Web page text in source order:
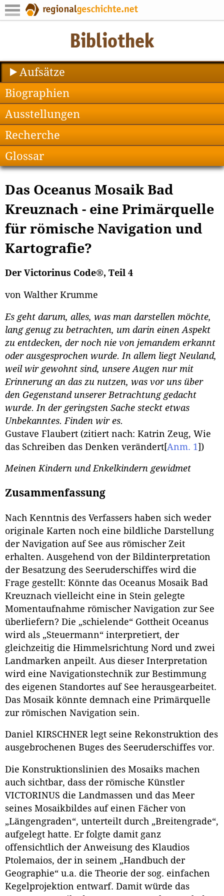
Aufsätze
Biographien
Ausstellungen
Recherche
Glossar
Das Oceanus Mosaik Bad
Kreuznach - eine Primärquelle
für römische Navigation und
Kartografie?
Der Victorinus Code®, Teil 4
von Walther Krumme
Es geht darum, alles, was man darstellen möchte,
lang genug zu betrachten, um darin einen Aspekt
zu entdecken, der noch nie von jemandem erkannt
oder ausgesprochen wurde. In allem liegt Neuland,
weil wir gewohnt sind, unsere Augen nur mit
Erinnerung an das zu nutzen, was vor uns über
den Gegenstand unserer Betrachtung gedacht
wurde. In der geringsten Sache steckt etwas
Unbekanntes. Finden wir es.
Gustave Flaubert (zitiert nach: Katrin Zeug, Wie
das Schreiben das Denken verändert[Anm. 1])
Meinen Kindern und Enkelkindern gewidmet
Zusammenfassung
Nach Kenntnis des Verfassers haben sich weder
originale Karten noch eine bildliche Darstellung
der Navigation auf See aus römischer Zeit
erhalten. Ausgehend von der Bildinterpretation
der Besatzung des Seeruderschiffes wird die
Frage gestellt: Könnte das Oceanus Mosaik Bad
Kreuznach vielleicht eine in Stein gelegte
Momentaufnahme römischer Navigation zur See
überliefern? Die „schielende“ Gottheit Oceanus
wird als „Steuermann“ interpretiert, der
gleichzeitig die Himmelsrichtung Nord und zwei
Landmarken anpeilt. Aus dieser Interpretation
wird eine Navigationstechnik zur Bestimmung
des eigenen Standortes auf See herausgearbeitet.
Das Mosaik könnte demnach eine Primärquelle
zur römischen Navigation sein.
Daniel KIRSCHNER legt seine Rekonstruktion des
ausgebrochenen Buges des Seeruderschiffes vor.
Die Konstruktionslinien des Mosaiks machen
auch sichtbar, dass der römische Künstler
VICTORINUS die Landmassen und das Meer
seines Mosaikbildes auf einen Fächer von
„Längengraden“, unterteilt durch „Breitengrade“,
aufgelegt hatte. Er folgte damit ganz
offensichtlich der Anweisung des Klaudios
Ptolemaios, der in seinem „Handbuch der
Geographie“ u.a. die Theorie der sog. einfachen
Kegelprojektion entwarf. Damit würde das